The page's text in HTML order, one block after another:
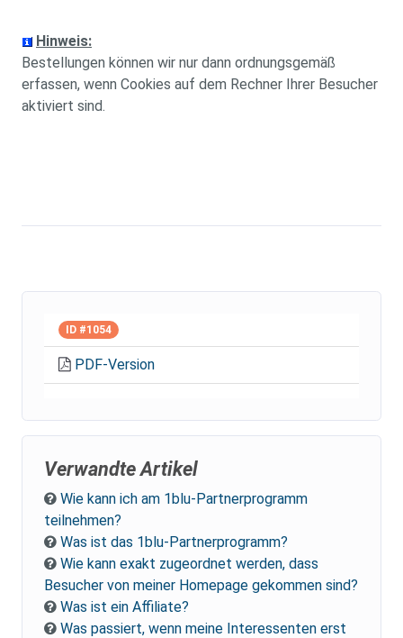
Hinweis:
Bestellungen können wir nur dann ordnungsgemäß
erfassen, wenn Cookies auf dem Rechner Ihrer Besucher
aktiviert sind.
ID #1054
PDF-Version
Verwandte Artikel
Wie kann ich am 1blu-Partnerprogramm
teilnehmen?
Was ist das 1blu-Partnerprogramm?
Wie kann exakt zugeordnet werden, dass
Besucher von meiner Homepage gekommen sind?
Was ist ein Affiliate?
Was passiert, wenn meine Interessenten erst